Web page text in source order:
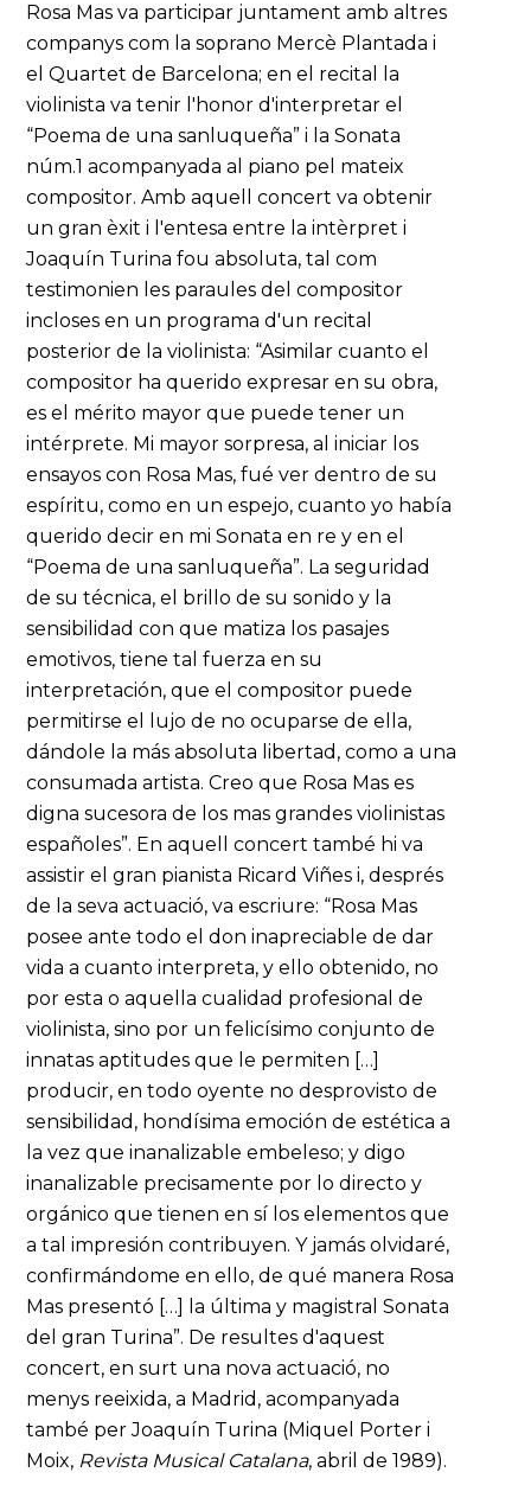
Rosa Mas va participar juntament amb altres
companys com la soprano Mercè Plantada i
el Quartet de Barcelona; en el recital la
violinista va tenir l'honor d'interpretar el
“Poema de una sanluqueña” i la Sonata
núm.1 acompanyada al piano pel mateix
compositor. Amb aquell concert va obtenir
un gran èxit i l'entesa entre la intèrpret i
Joaquín Turina fou absoluta, tal com
testimonien les paraules del compositor
incloses en un programa d'un recital
posterior de la violinista: “Asimilar cuanto el
compositor ha querido expresar en su obra,
es el mérito mayor que puede tener un
intérprete. Mi mayor sorpresa, al iniciar los
ensayos con Rosa Mas, fué ver dentro de su
espíritu, como en un espejo, cuanto yo había
querido decir en mi Sonata en re y en el
“Poema de una sanluqueña”. La seguridad
de su técnica, el brillo de su sonido y la
sensibilidad con que matiza los pasajes
emotivos, tiene tal fuerza en su
interpretación, que el compositor puede
permitirse el lujo de no ocuparse de ella,
dándole la más absoluta libertad, como a una
consumada artista. Creo que Rosa Mas es
digna sucesora de los mas grandes violinistas
españoles”. En aquell concert també hi va
assistir el gran pianista Ricard Viñes i, després
de la seva actuació, va escriure: “Rosa Mas
posee ante todo el don inapreciable de dar
vida a cuanto interpreta, y ello obtenido, no
por esta o aquella cualidad profesional de
violinista, sino por un felicísimo conjunto de
innatas aptitudes que le permiten […]
producir, en todo oyente no desprovisto de
sensibilidad, hondísima emoción de estética a
la vez que inanalizable embeleso; y digo
inanalizable precisamente por lo directo y
orgánico que tienen en sí los elementos que
a tal impresión contribuyen. Y jamás olvidaré,
confirmándome en ello, de qué manera Rosa
Mas presentó […] la última y magistral Sonata
del gran Turina”. De resultes d'aquest
concert, en surt una nova actuació, no
menys reeixida, a Madrid, acompanyada
també per Joaquín Turina (Miquel Porter i
Moix, Revista Musical Catalana, abril de 1989).